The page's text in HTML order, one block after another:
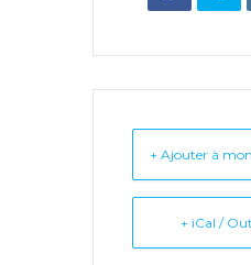
+ Ajouter à
+ iCal /